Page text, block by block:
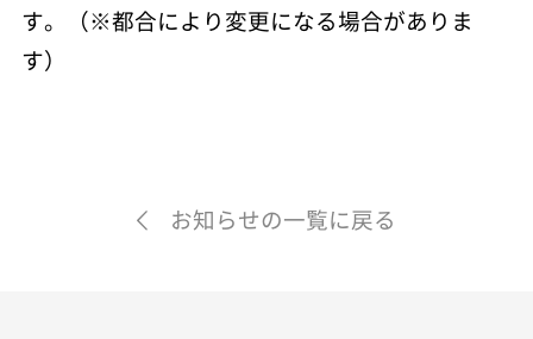
す。（※都合により変更になる場合がありま
す）
お知らせの一覧に戻る